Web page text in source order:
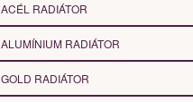
ACÉL RADIÁTOR
ALUMÍNIUM RADIÁTOR
GOLD RADIÁTOR